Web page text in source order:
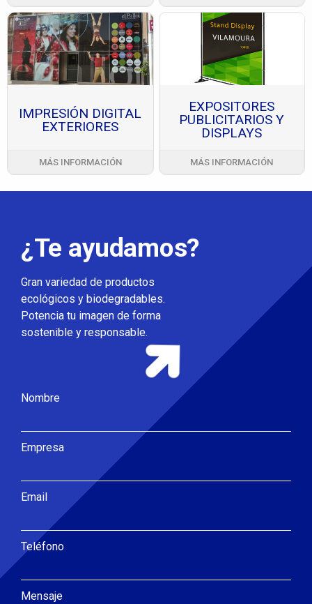
IMPRESIÓN DIGITAL
EXTERIORES
MÁS INFORMACIÓN
EXPOSITORES
PUBLICITARIOS Y
DISPLAYS
MÁS INFORMACIÓN
¿Te ayudamos?
Gran variedad de productos
ecológicos y biodegradables.
Potencia tu imagen de forma
sostenible y responsable.
Nombre
Empresa
Email
Teléfono
Mensaje